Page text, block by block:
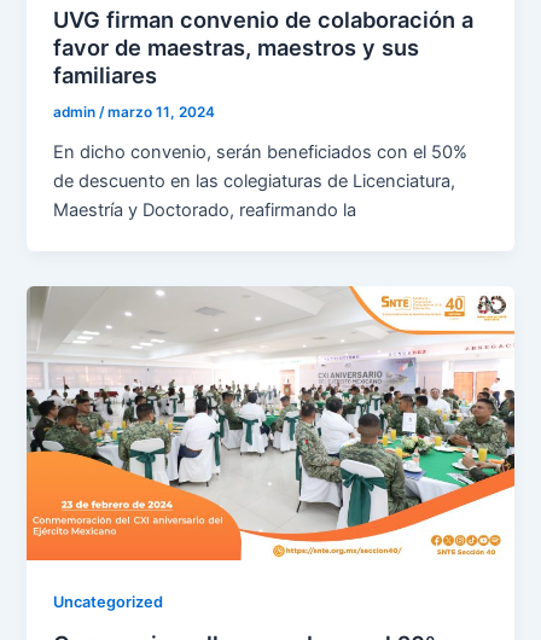
UVG firman convenio de colaboración a
favor de maestras, maestros y sus
familiares
admin/marzo 11, 2024
En dicho convenio, serán beneficiados con el 50%
de descuento en las colegiaturas de Licenciatura,
Maestría y Doctorado, reafirmando la
Uncategorized